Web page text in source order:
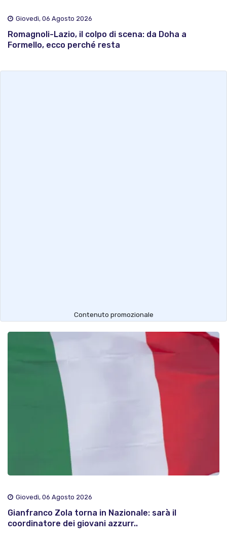
Giovedì, 06 Agosto 2026
Romagnoli-Lazio, il colpo di scena: da Doha a
Formello, ecco perché resta
Contenuto promozionale
Giovedì, 06 Agosto 2026
Gianfranco Zola torna in Nazionale: sarà il
coordinatore dei giovani azzurr..